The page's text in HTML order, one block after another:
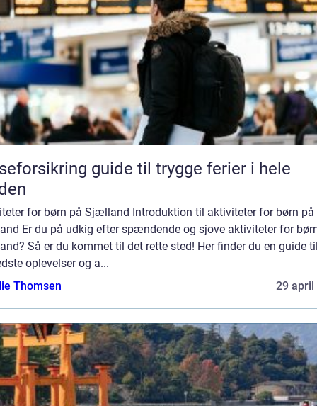
guide til trygge ferier i hele
for børn på Sjælland Introduktion til aktiviteter for børn på
Er du på udkig efter spændende og sjove aktiviteter for
Så er du kommet til det rette sted! Her finder du en guide
oplevelser og a...
Thomsen
29 april